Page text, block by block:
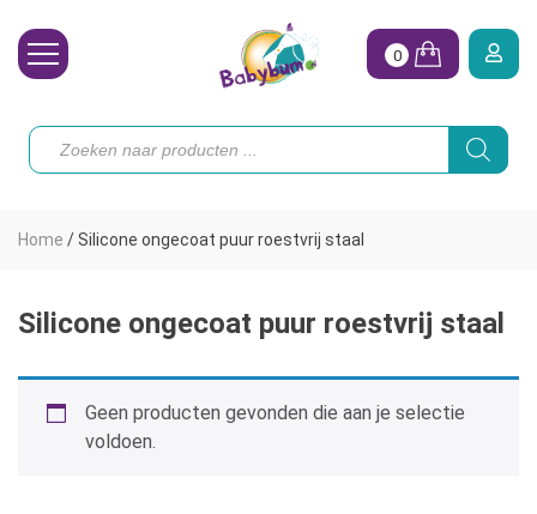
Toebehoren
Koopjes
Hoe begin ik?
0
Producten
zoeken
Home /Silicone ongecoat puur roestvrij staal
Silicone ongecoat puur roestvrij staal
Geen producten gevonden die aan je selectie
voldoen.